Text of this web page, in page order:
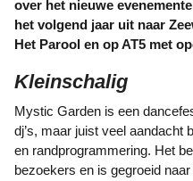
over het nieuwe
het volgend jaar uit naar
Het Parool en op AT5 met
Kleinschalig
Mystic Garden is een dancefestival dat niet mikt op de grote
dj’s, maar juist veel aandacht
en randprogrammering. Het
bezoekers en is gegroeid